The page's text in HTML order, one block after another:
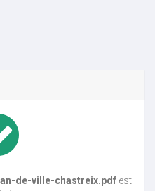
de-ville-chastreix.pdf est